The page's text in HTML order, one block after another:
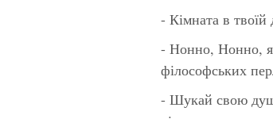
- Кімната в
- Нонно, Нонно,
філософських
- Шукай свою